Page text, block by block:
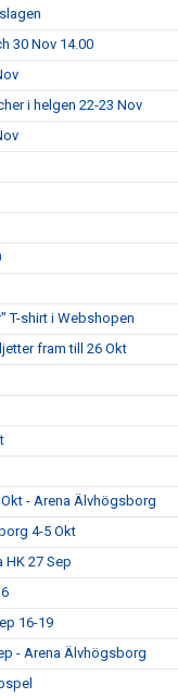
30 Nov 14.00
i helgen 22-23 Nov
T-shirt i Webshopen
fram till 26 Okt
- Arena Älvhögsborg
4-5 Okt
27 Sep
16-19
- Arena Älvhögsborg